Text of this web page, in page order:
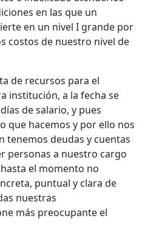
en las que un
en un nivel I grande por
costos de nuestro nivel de
de recursos para el
institución, a la fecha se
de salario, y pues
que hacemos y por ello nos
tenemos deudas y cuentas
personas a nuestro cargo
el momento no
puntual y clara de
nuestras
más preocupante el